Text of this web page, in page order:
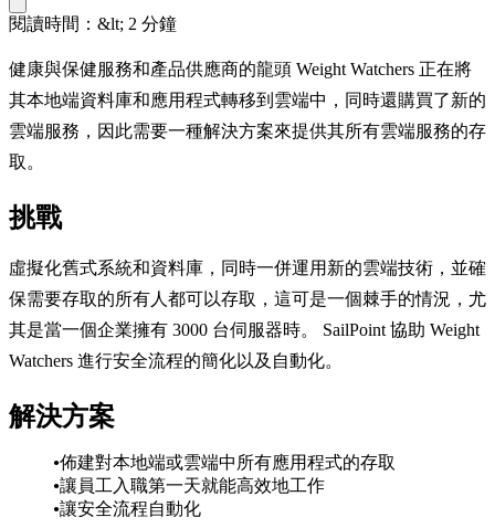
閱讀時間：&lt; 2 分鐘
健康與保健服務和產品供應商的龍頭 Weight Watchers 正在將
其本地端資料庫和應用程式轉移到雲端中，同時還購買了新的
雲端服務，因此需要一種解決方案來提供其所有雲端服務的存
取。
挑戰
虛擬化舊式系統和資料庫，同時一併運用新的雲端技術，並確
保需要存取的所有人都可以存取，這可是一個棘手的情況，尤
其是當一個企業擁有 3000 台伺服器時。 SailPoint 協助 Weight
Watchers 進行安全流程的簡化以及自動化。
解決方案
佈建對本地端或雲端中所有應用程式的存取
讓員工入職第一天就能高效地工作
讓安全流程自動化